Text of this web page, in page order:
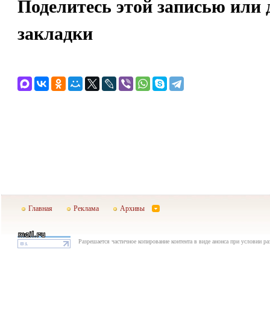
Поделитесь этой записью или
закладки
Главная Реклама Архивы
Разрешается частичное копирование контента в виде анонса при условии